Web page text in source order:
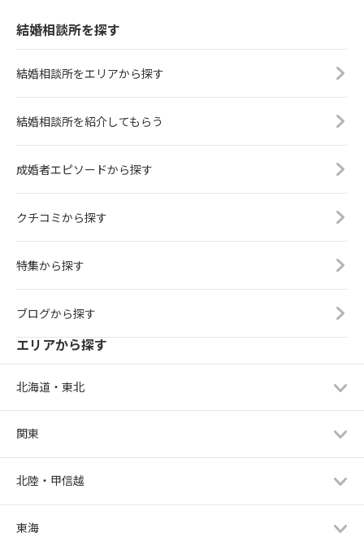
結婚相談所を探す
結婚相談所をエリアから探す
結婚相談所を紹介してもらう
成婚者エピソードから探す
クチコミから探す
特集から探す
ブログから探す
エリアから探す
北海道・東北
関東
北陸・甲信越
東海